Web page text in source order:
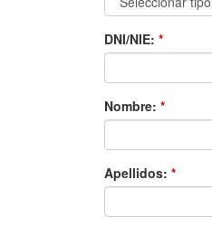
DNI/NIE: *
Nombre: *
Apellidos: *